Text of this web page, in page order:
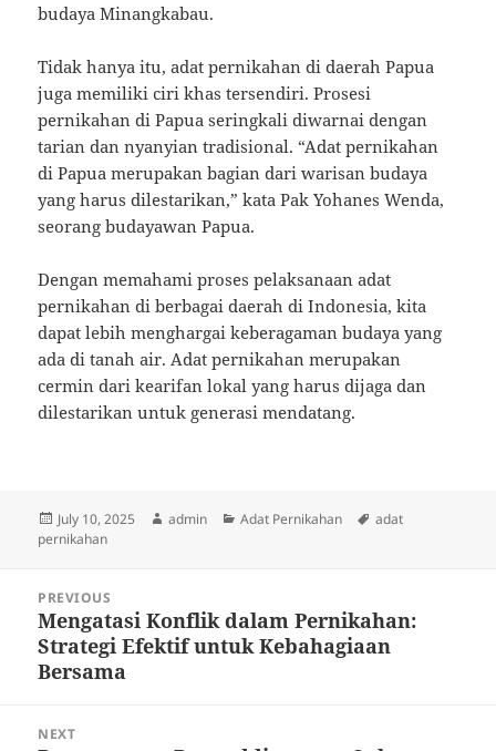
budaya Minangkabau.
Tidak hanya itu, adat pernikahan di daerah Papua
juga memiliki ciri khas tersendiri. Prosesi
pernikahan di Papua seringkali diwarnai dengan
tarian dan nyanyian tradisional. “Adat pernikahan
di Papua merupakan bagian dari warisan budaya
yang harus dilestarikan,” kata Pak Yohanes Wenda,
seorang budayawan Papua.
Dengan memahami proses pelaksanaan adat
pernikahan di berbagai daerah di Indonesia, kita
dapat lebih menghargai keberagaman budaya yang
ada di tanah air. Adat pernikahan merupakan
cermin dari kearifan lokal yang harus dijaga dan
dilestarikan untuk generasi mendatang.
Posted
on
July 10, 2025 Author
admin Categories
Adat Pernikahan Tags
adat
pernikahan
navigation
PREVIOUS
Previous
post:
Mengatasi Konflik dalam Pernikahan:
Strategi Efektif untuk Kebahagiaan
Bersama
NEXT